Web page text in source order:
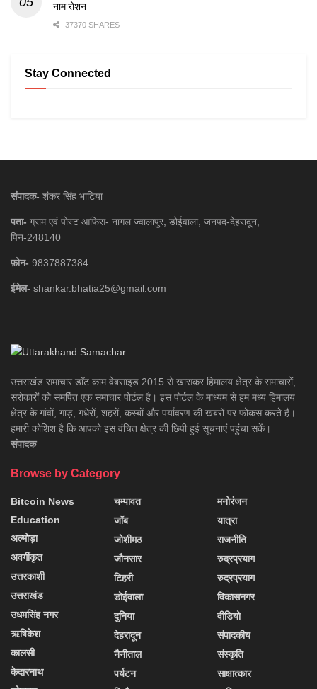
नाम रोशन
37370 SHARES
Stay Connected
संपादक- शंकर सिंह भाटिया
पता- ग्राम एवं पोस्ट आफिस- नागल ज्वालापुर, डोईवाला, जनपद-देहरादून,
पिन-248140
फ़ोन- 9837887384
ईमेल- shankar.bhatia25@gmail.com
उत्तराखंड समाचार डाॅट काम वेबसाइड 2015 से खासकर हिमालय क्षेत्र के समाचारों,
सरोकारों को समर्पित एक समाचार पोर्टल है। इस पोर्टल के माध्यम से हम मध्य हिमालय
क्षेत्र के गांवों, गाड़, गधेरों, शहरों, कस्बों और पर्यावरण की खबरों पर फोकस करते हैं।
हमारी कोशिश है कि आपको इस वंचित क्षेत्र की छिपी हुई सूचनाएं पहुंचा सकें।
संपादक
Browse by Category
Bitcoin News
Education
अल्मोड़ा
अवर्गीकृत
उत्तरकाशी
उत्तराखंड
उधमसिंह नगर
ऋषिकेश
कालसी
केदारनाथ
चम्पावत
जॉब
जोशीमठ
जौनसार
टिहरी
डोईवाला
दुनिया
देहरादून
नैनीताल
पर्यटन
मनोरंजन
यात्रा
राजनीति
रुद्रप्रयाग
रुद्रप्रयाग
विकासनगर
वीडियो
संपादकीय
संस्कृति
साक्षात्कार